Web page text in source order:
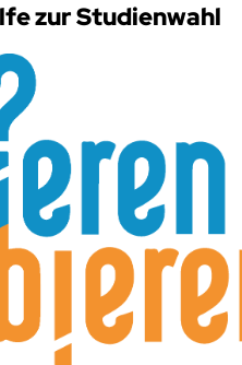
zur Studienwahl